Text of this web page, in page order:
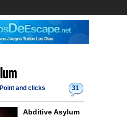
31
Point and clicks
Abditive Asylum